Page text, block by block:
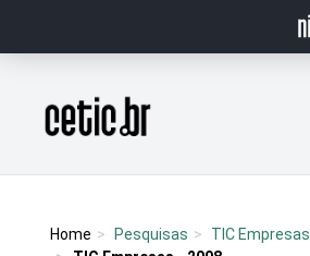
Página inicial
Home Pesquisas TIC Empresas